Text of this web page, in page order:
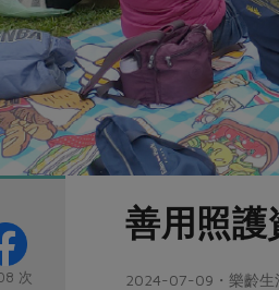
次
善用照
2024-07-09・樂齡生